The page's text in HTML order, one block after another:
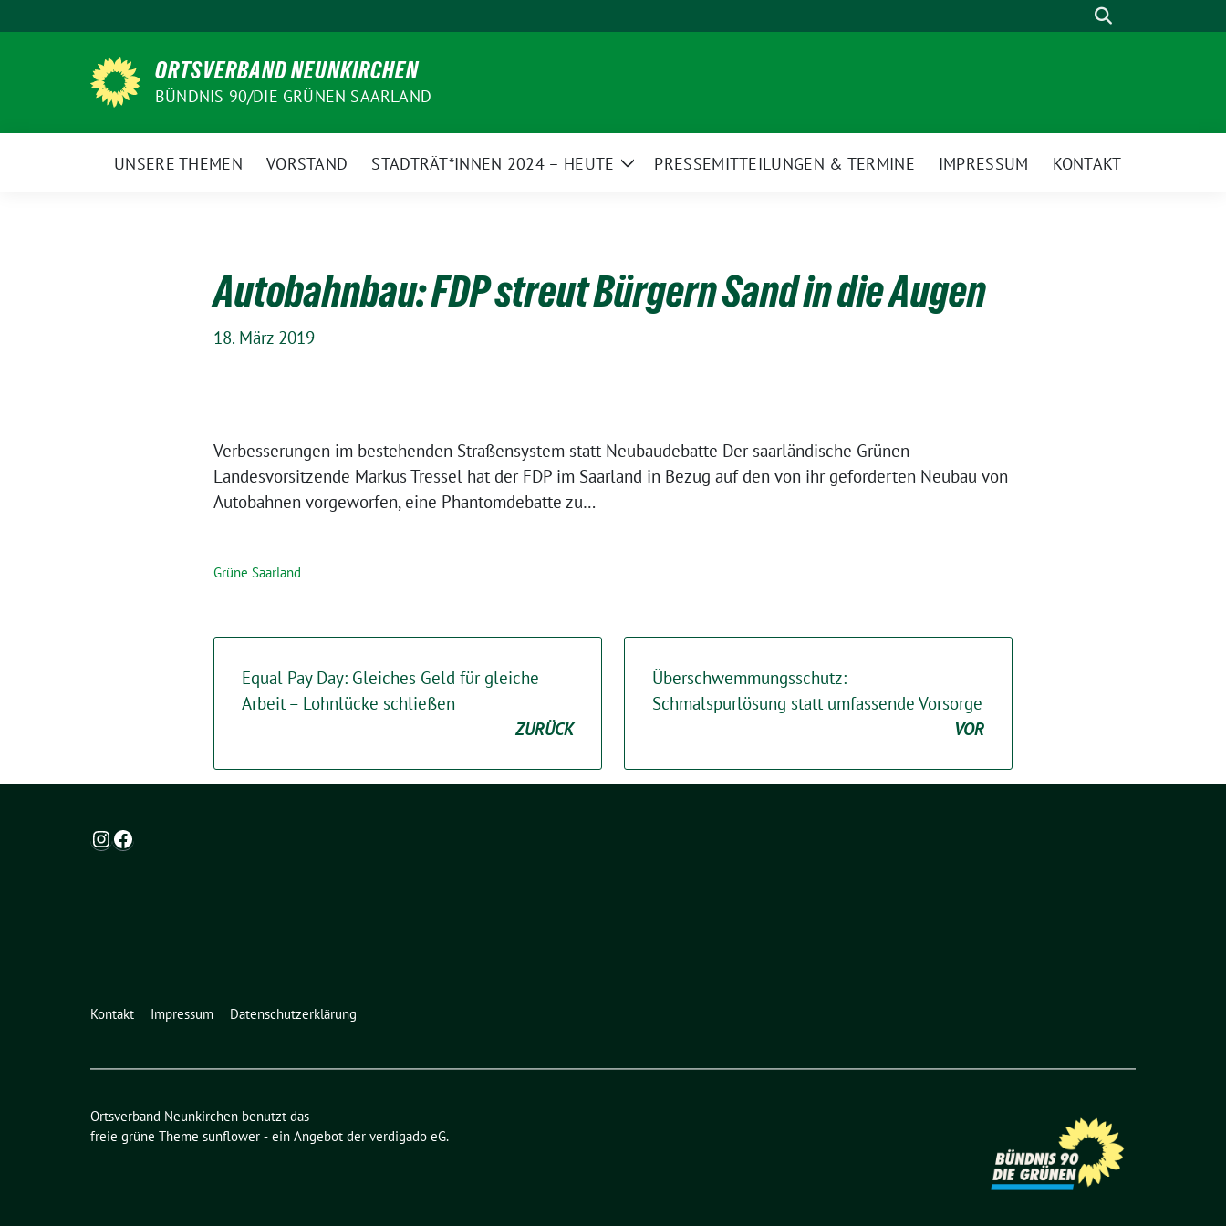
zum
Suche
ORTSVERBAND NEUNKIRCHEN
BÜNDNIS 90/DIE GRÜNEN SAARLAND
UNSERE THEMEN VORSTAND STADTRÄT*INNEN 2024 – HEUTE
ZeigePRESSEMITTEILUNGEN & TERMINE IMPRESSUM KONTAKT
Autobahnbau: FDP streut Bürgern Sand in die Augen
18. März 2019
Verbesserungen im bestehenden Straßensystem statt Neubaudebatte Der saarländische Grünen-
Landesvorsitzende Markus Tressel hat der FDP im Saarland in Bezug auf den von ihr geforderten Neubau von
Autobahnen vorgeworfen, eine Phantomdebatte zu…
Grüne Saarland
Equal Pay Day: Gleiches Geld für gleiche
Arbeit – Lohnlücke schließen
ZURÜCK
Überschwemmungsschutz:
Schmalspurlösung statt umfassende Vorsorge
VOR
Instagram
Facebook
Kontakt Impressum Datenschutzerklärung
Ortsverband Neunkirchen benutzt das
freie grüne Theme sunflower ‐ ein Angebot der verdigado eG.